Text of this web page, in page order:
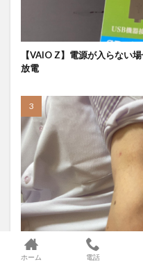
【VAIO Z】電源が入らない
放電
肘の膨れ『滑液包炎』で廣島
ホーム 電話